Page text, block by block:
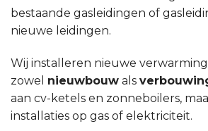
bestaande gasleidingen of
nieuwe leidingen.
Wij installeren nieuwe
zowel nieuwbouw als
aan cv-ketels en zonneboilers,
installaties op gas of elektriciteit.